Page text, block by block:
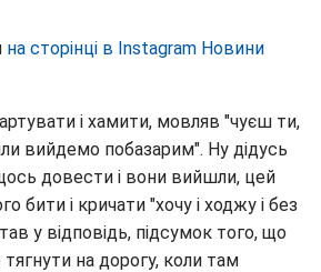
на сторінці в Instagram Новини
і хамити, мовляв "чуєш ти,
вийдемо побазарим". Ну дідусь
довести і вони вийшли, цей
бити і кричати "хочу і ходжу і без
у відповідь, підсумок того, що
на дорогу, коли там